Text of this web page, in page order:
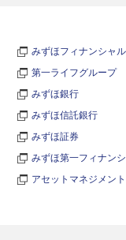
みずほフィナンシャ
第一ライフグループ
みずほ銀行
みずほ信託銀行
みずほ証券
みずほ第一フィナン
アセットマネジメン